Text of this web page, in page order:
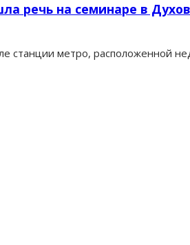
речь на семинаре в
станции метро, расположенной